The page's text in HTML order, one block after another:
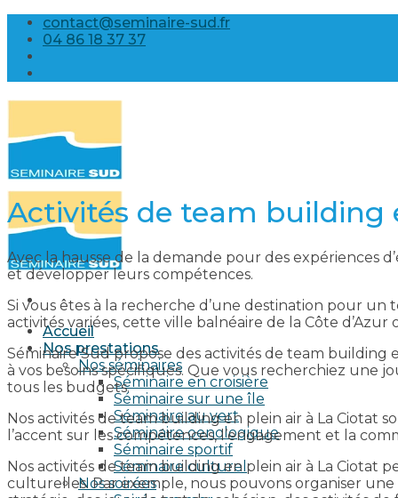
Skip
content
contact@seminaire-sud.fr
04 86 18 37 37
Accueil
Nos prestations
Nos séminaires
Séminaire en croisière
Séminaire sur une île
Séminaire au vert
Séminaire oenologique
Séminaire sportif
Séminaire culturel
Nos soirées
Activités de team building
Avec la hausse de la demande pour des expériences
et développer leurs compétences.
Si vous êtes à la recherche d’une destination pour
activités variées, cette ville balnéaire de la Côte
Séminaire Sud propose des activités de team building
à vos besoins spécifiques. Que vous recherchiez une
tous les budgets.
Nos activités de team building en plein air à La
l’accent sur les compétences, l’engagement et la
Nos activités de team building en plein air à La Ciotat
culturelles. Par exemple, nous pouvons organiser